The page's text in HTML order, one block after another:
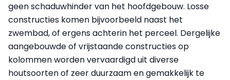
geen schaduwhinder van het hoofdgebouw. Losse
constructies komen bijvoorbeeld naast het
zwembad, of ergens achterin het perceel. Dergelijke
aangebouwde of vrijstaande constructies op
kolommen worden vervaardigd uit diverse
houtsoorten of zeer duurzaam en gemakkelijk te